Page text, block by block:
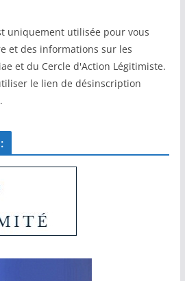
uniquement utilisée pour vous
et des informations sur les
et du Cercle d'Action Légitimiste.
le lien de désinscription